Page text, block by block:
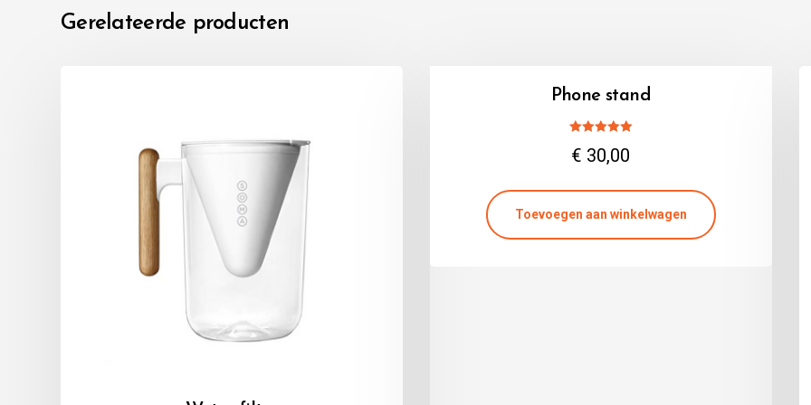
Gerelateerde producten
Phone stand
5.00
uit 5
€ 30,00
Toevoegen aan winkelwagen